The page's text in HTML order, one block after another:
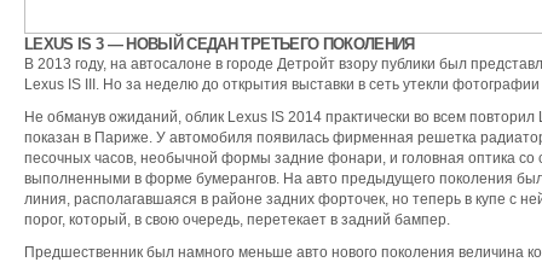
LEXUS IS 3 — НОВЫЙ СЕДАН ТРЕТЬЕГО ПОКОЛЕНИЯ
В 2013 году, на автосалоне в городе Детройт взору публики был
Lexus IS III. Но за неделю до открытия выставки в сеть утекли
Не обманув ожиданий, облик Lexus IS 2014 практически во всем
показан в Париже. У автомобиля появилась фирменная решетка
песочных часов, необычной формы задние фонари, и головная оптика со
выполненными в форме бумерангов. На авто предыдущего поколения
линия, располагавшаяся в районе задних форточек, но теперь в купе с
порог, который, в свою очередь, перетекает в задний бампер.
Предшественник был намного меньше авто нового поколения величина